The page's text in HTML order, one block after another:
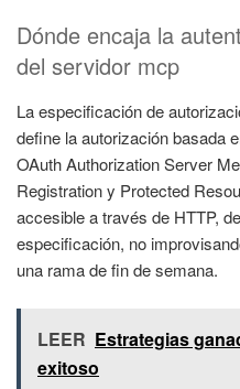
Dónde encaja la
del servidor mcp
La especificación de
define la autorización basada
OAuth Authorization Server
Registration y Protected
accesible a través de HTTP,
especificación, no
una rama de fin de semana.
LEER Estrategias
exitoso